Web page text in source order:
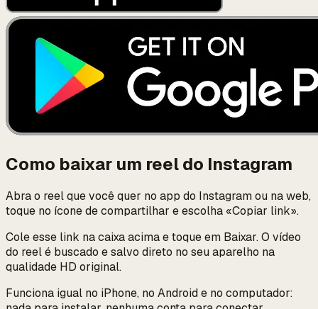
Como baixar um reel do Instagram
Abra o reel que você quer no app do Instagram ou na web,
toque no ícone de compartilhar e escolha «Copiar link».
Cole esse link na caixa acima e toque em Baixar. O vídeo
do reel é buscado e salvo direto no seu aparelho na
qualidade HD original.
Funciona igual no iPhone, no Android e no computador: